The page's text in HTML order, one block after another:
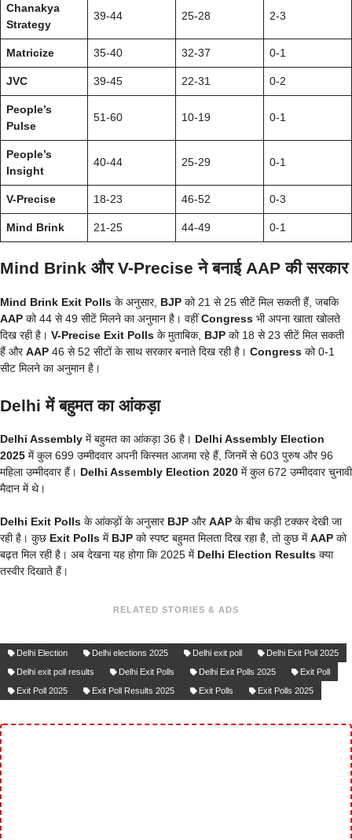
Chanakya
Strategy
39-44 25-28 2-3
Matricize 35-40 32-37 0-1
JVC 39-45 22-31 0-2
People’s
Pulse
51-60 10-19 0-1
People’s
Insight
40-44 25-29 0-1
V-Precise 18-23 46-52 0-3
Mind Brink 21-25 44-49 0-1
Mind Brink और V-Precise ने बनाई AAP की सरकार
Mind Brink Exit Polls के अनुसार, BJP को 21 से 25 सीटें मिल सकती हैं, जबकि
AAP को 44 से 49 सीटें मिलने का अनुमान है। वहींCongress भी अपना खाता खोलते
दिख रही है। V-Precise Exit Polls के मुताबिक, BJP को 18 से 23 सीटें मिल सकती
हैं औरAAP 46 से 52 सीटों के साथ सरकार बनाते दिख रही है। Congress को 0-1
सीट मिलने का अनुमान है।
Delhi में बहुमत का आंकड़ा
Delhi Assembly में बहुमत का आंकड़ा 36 है। Delhi Assembly Election
2025 में कुल 699 उम्मीदवार अपनी किस्मत आजमा रहे हैं, जिनमें से 603 पुरुष और 96
महिला उम्मीदवार हैं। Delhi Assembly Election 2020 में कुल 672 उम्मीदवार चुनावी
मैदान में थे।
Delhi Exit Polls के आंकड़ों के अनुसार BJP औरAAP के बीच कड़ी टक्कर देखी जा
रही है। कुछ Exit Polls में BJP को स्पष्ट बहुमत मिलता दिख रहा है, तो कुछ मेंAAP को
बढ़त मिल रही है। अब देखना यह होगा कि 2025 में Delhi Election Results क्या
तस्वीर दिखाते हैं।
RELATED STORIES & ADS
Delhi Election Delhi elections 2025 Delhi exit poll
Delhi Exit Poll 2025
Delhi exit poll results
Delhi Exit Polls Delhi Exit Polls 2025
Exit Poll
Exit Poll 2025
Exit Poll Results 2025 Exit Polls Exit Polls 2025